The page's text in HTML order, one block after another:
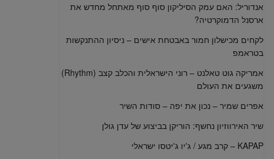
אנדוריל: האם עמק הסיליקון סוף סוף מאתחל מחדש את
ארסנל הדמוקרטיה?
לקחים מכישלון חמור באבטחת אישים – ניסיון ההתנקשות
בטראמפ
אמריקה גוט טאלנט – רוני הישראלית והכלב קצב (Rhythm)
משגעים את העולם
אפרים שמיר – נכון את יפה – סודות השיר
שיר האירווזיון נחשף: הוריקן בביצוע של עדן גולן
KAPAP – קרב מגע / ג'יו ג'יטסו ישראלי